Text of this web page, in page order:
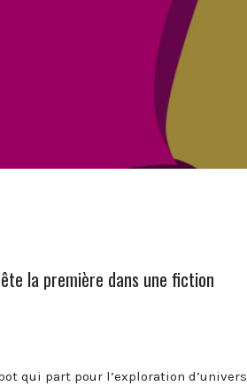
la première dans une fiction
qui part pour l’exploration d’univers